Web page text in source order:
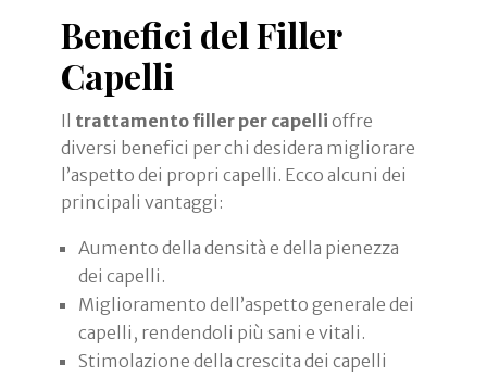
Benefici del Filler
Capelli
Il trattamento filler per capelli offre
diversi benefici per chi desidera migliorare
l’aspetto dei propri capelli. Ecco alcuni dei
principali vantaggi:
Aumento della densità e della pienezza
dei capelli.
Miglioramento dell’aspetto generale dei
capelli, rendendoli più sani e vitali.
Stimolazione della crescita dei capelli